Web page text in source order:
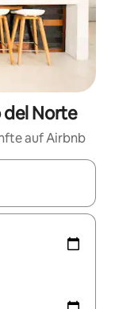
del Norte
auf Airbnb
mit den